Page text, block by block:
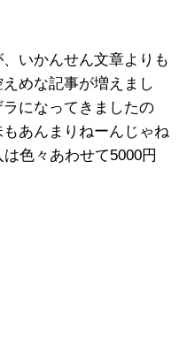
いかんせん文章よりも
めな記事が増えまし
になってきましたの
あんまりねーんじゃね
色々あわせて5000円